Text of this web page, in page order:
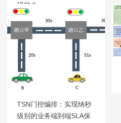
现的？
TSN门控编排：实现纳秒
级别的业务端到端SLA保
产品